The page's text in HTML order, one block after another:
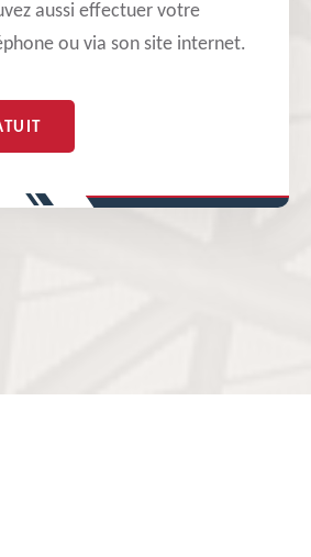
aussi effectuer votre
ou via son site internet.